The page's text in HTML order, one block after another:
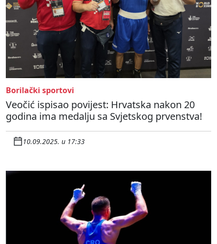
Borilački sportovi
Veočić ispisao povijest: Hrvatska nakon 20
godina ima medalju sa Svjetskog prvenstva!
10.09.2025. u 17:33